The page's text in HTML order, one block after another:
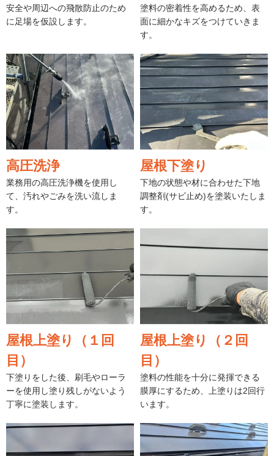
安全や周辺への飛散防止のため
に足場を仮設します。
塗料の密着性を高めるため、表
面に細かなキズをつけていきま
す。
高圧洗浄
業務用の高圧洗浄機を使用し
て、汚れやごみを洗い流しま
す。
屋根下塗り
下地の状態や材に合わせた下地
調整剤(サビ止め)を塗装いたしま
す。
屋根上塗り（１回
目）
下塗りをした後、刷毛やローラ
ーを使用し塗り残しがないよう
丁寧に塗装します。
屋根上塗り（２回
目）
塗料の性能を十分に発揮できる
膜厚にするため、上塗りは2回行
います。